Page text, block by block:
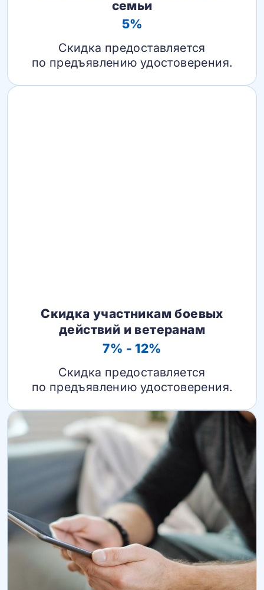
семьи
5%
Скидка предоставляется
по предъявлению удостоверения.
Скидка участникам боевых
действий и ветеранам
7% - 12%
Скидка предоставляется
по предъявлению удостоверения.